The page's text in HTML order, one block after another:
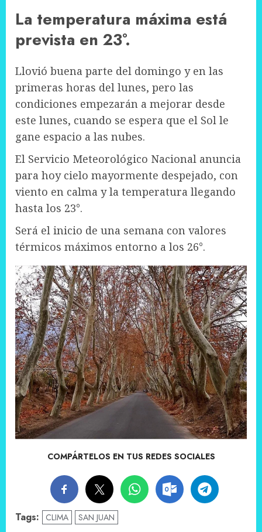
La temperatura máxima está
prevista en 23°.
Llovió buena parte del domingo y en las
primeras horas del lunes, pero las
condiciones empezarán a mejorar desde
este lunes, cuando se espera que el Sol le
gane espacio a las nubes.
El Servicio Meteorológico Nacional anuncia
para hoy cielo mayormente despejado, con
viento en calma y la temperatura llegando
hasta los 23°.
Será el inicio de una semana con valores
térmicos máximos entorno a los 26°.
COMPÁRTELOS EN TUS REDES SOCIALES
Tags: CLIMA SAN JUAN